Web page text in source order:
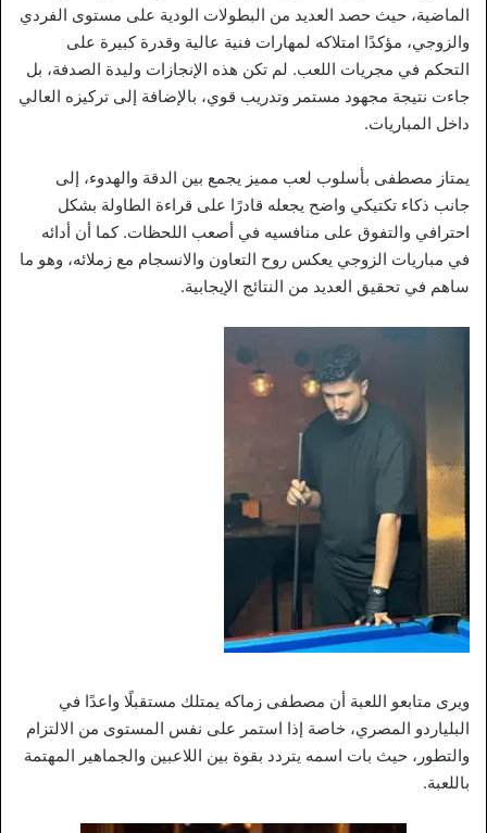
الماضية، حيث حصد العديد من البطولات الودية على مستوى الفردي
والزوجي، مؤكدًا امتلاكه لمهارات فنية عالية وقدرة كبيرة على
التحكم في مجريات اللعب. لم تكن هذه الإنجازات وليدة الصدفة، بل
جاءت نتيجة مجهود مستمر وتدريب قوي، بالإضافة إلى تركيزه العالي
داخل المباريات.
يمتاز مصطفى بأسلوب لعب مميز يجمع بين الدقة والهدوء، إلى
جانب ذكاء تكتيكي واضح يجعله قادرًا على قراءة الطاولة بشكل
احترافي والتفوق على منافسيه في أصعب اللحظات. كما أن أدائه
في مباريات الزوجي يعكس روح التعاون والانسجام مع زملائه، وهو ما
ساهم في تحقيق العديد من النتائج الإيجابية.
ويرى متابعو اللعبة أن مصطفى زماكه يمتلك مستقبلًا واعدًا في
البلياردو المصري، خاصة إذا استمر على نفس المستوى من الالتزام
والتطور، حيث بات اسمه يتردد بقوة بين اللاعبين والجماهير المهتمة
باللعبة.